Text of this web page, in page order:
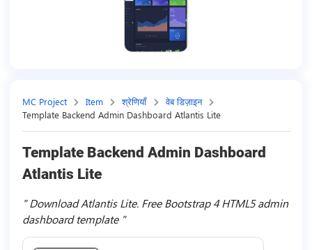
MC Project Item श्रेणियाँ
वेब डिज़ाइन
Template Backend Admin Dashboard Atlantis Lite
Template Backend Admin Dashboard
Atlantis Lite
Download Atlantis Lite. Free Bootstrap 4 HTML5 admin
dashboard template